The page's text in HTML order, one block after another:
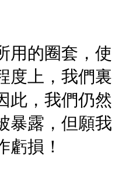
用的圈套，使
度上，我們裏
此，我們仍然
暴露，但願我
損！